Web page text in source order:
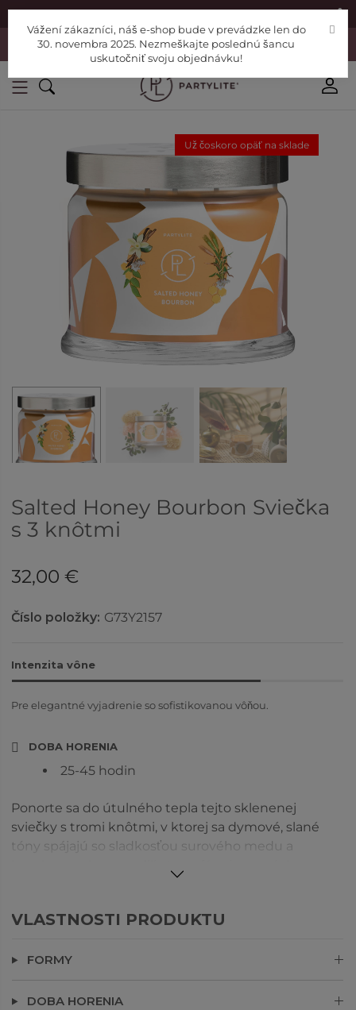
|
Vážení zákazníci, náš e-shop bude v prevádzke len do 30. novembra
2025. Nezmeškajte poslednú šancu uskutočniť svoju objednávku!
Už čoskoro opäť na sklade
Salted Honey Bourbon Sviečka
s 3 knôtmi
32,00 €
Číslo položky: G73Y2157
Intenzita vône
Pre elegantné vyjadrenie so sofistikovanou vôňou.
DOBA HORENIA
25-45 hodin
Ponorte sa do útulného tepla tejto sklenenej
sviečky s tromi knôtmi, v ktorej sa dymové, slané
tóny spájajú so sladkosťou surového medu a
ktorá je ideálna na vytvorenie upokojujúcej,
kombináciu tepla a elegancie, vďaka čomu je
večery.
VLASTNOSTI PRODUKTU
FORMY
DOBA HORENIA
Vážení zákazníci, náš e-shop bude v prevádzke len do
30. novembra 2025. Nezmeškajte poslednú šancu
uskutočniť svoju objednávku!